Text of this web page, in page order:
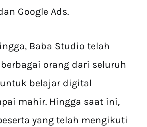
Google Ads.
Baba Studio telah
orang dari seluruh
belajar digital
mahir. Hingga saat ini,
yang telah mengikuti